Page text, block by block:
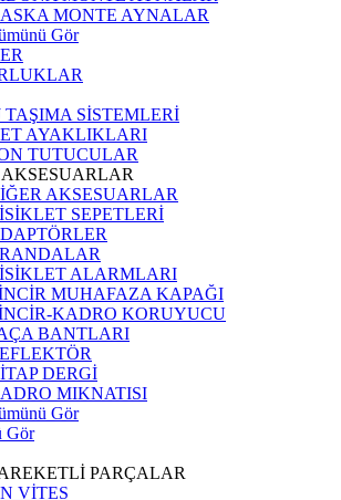
MONTE AYNALAR
Gör
TAŞIMA SİSTEMLERİ
AYAKLIKLARI
TUTUCULAR
AKSESUARLAR
SEPETLERİ
ALARMLARI
MUHAFAZA KAPAĞI
KADRO KORUYUCU
BANTLARI
DERGİ
MIKNATISI
Gör
Gör
PARÇALAR
VİTES